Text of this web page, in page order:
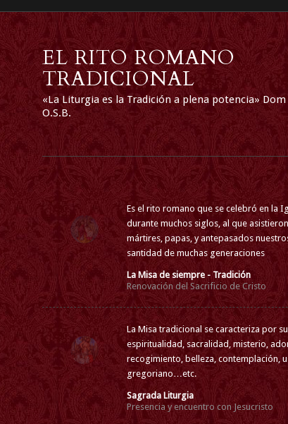
EL RITO ROMANO
TRADICIONAL
«La Liturgia es la Tradición a plena potencia»
O.S.B.
Es el rito romano que se celebró en la
durante muchos siglos, al que
mártires, papas, y antepasados
santidad de muchas generaciones
La Misa de siempre - Tradición
Renovación del Sacrificio de Cristo
La Misa tradicional se caracteriza por
espiritualidad, sacralidad, misterio,
recogimiento, belleza, contemplación,
gregoriano…etc.
Sagrada Liturgia
Presencia y encuentro con Jesucristo